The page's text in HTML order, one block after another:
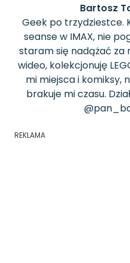
Bartosz
Geek po trzydziestce.
seanse w IMAX, nie
staram się nadążać za
wideo, kolekcjonuję
mi miejsca i komiksy,
brakuje mi czasu.
REKLAMA